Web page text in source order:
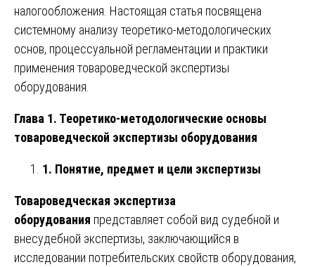
налогообложения. Настоящая статья посвящена
системному анализу теоретико-методологических
основ, процессуальной регламентации и практики
применения товароведческой экспертизы
оборудования.
Глава 1. Теоретико-методологические основы
товароведческой экспертизы оборудования
1. Понятие, предмет и цели экспертизы
Товароведческая экспертиза
оборудования представляет собой вид судебной и
внесудебной экспертизы, заключающийся в
исследовании потребительских свойств оборудования,